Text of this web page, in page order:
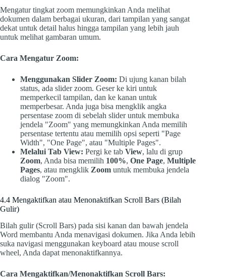
Mengatur tingkat zoom memungkinkan Anda melihat
dokumen dalam berbagai ukuran, dari tampilan yang sangat
dekat untuk detail halus hingga tampilan yang lebih jauh
untuk melihat gambaran umum.
Cara Mengatur Zoom:
Menggunakan Slider Zoom: Di ujung kanan bilah
status, ada slider zoom. Geser ke kiri untuk
memperkecil tampilan, dan ke kanan untuk
memperbesar. Anda juga bisa mengklik angka
persentase zoom di sebelah slider untuk membuka
jendela "Zoom" yang memungkinkan Anda memilih
persentase tertentu atau memilih opsi seperti "Page
Width", "One Page", atau "Multiple Pages".
Melalui Tab View: Pergi ke tab View, lalu di grup
Zoom, Anda bisa memilih 100%, One Page, Multiple
Pages, atau mengklik Zoom untuk membuka jendela
dialog "Zoom".
4.4 Mengaktifkan atau Menonaktifkan Scroll Bars (Bilah
Gulir)
Bilah gulir (Scroll Bars) pada sisi kanan dan bawah jendela
Word membantu Anda menavigasi dokumen. Jika Anda lebih
suka navigasi menggunakan keyboard atau mouse scroll
wheel, Anda dapat menonaktifkannya.
Cara Mengaktifkan/Menonaktifkan Scroll Bars: